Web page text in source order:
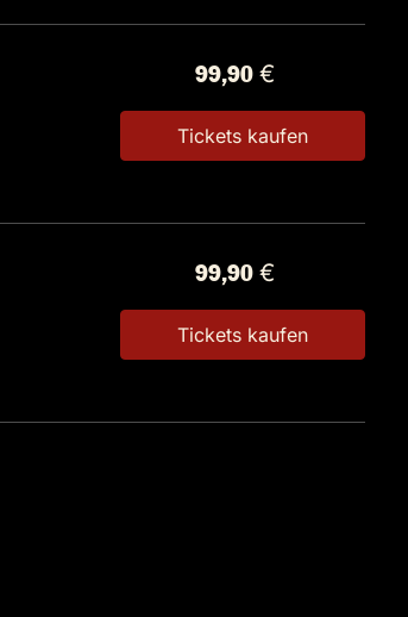
99,90 €
Tickets kaufen
99,90 €
Tickets kaufen